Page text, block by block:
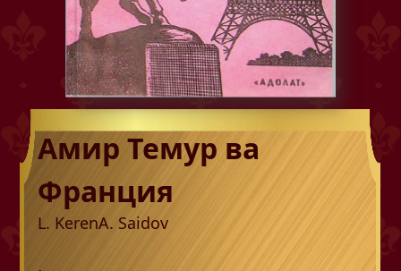
Амир Темур ва
Франция
L. KerenA. Saidov